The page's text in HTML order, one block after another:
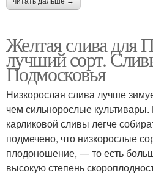
Желтая слива для
лучший сорт.
Подмосковья
Низкорослая слива лучше
чем сильнорослые
карликовой сливы легче
подмечено, что низкорослые
плодоношение, — то есть
высокую степень